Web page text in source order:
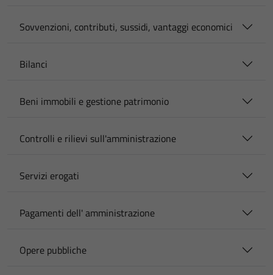
Sovvenzioni, contributi, sussidi, vantaggi economici
Bilanci
Beni immobili e gestione patrimonio
Controlli e rilievi sull'amministrazione
Servizi erogati
Pagamenti dell' amministrazione
Opere pubbliche